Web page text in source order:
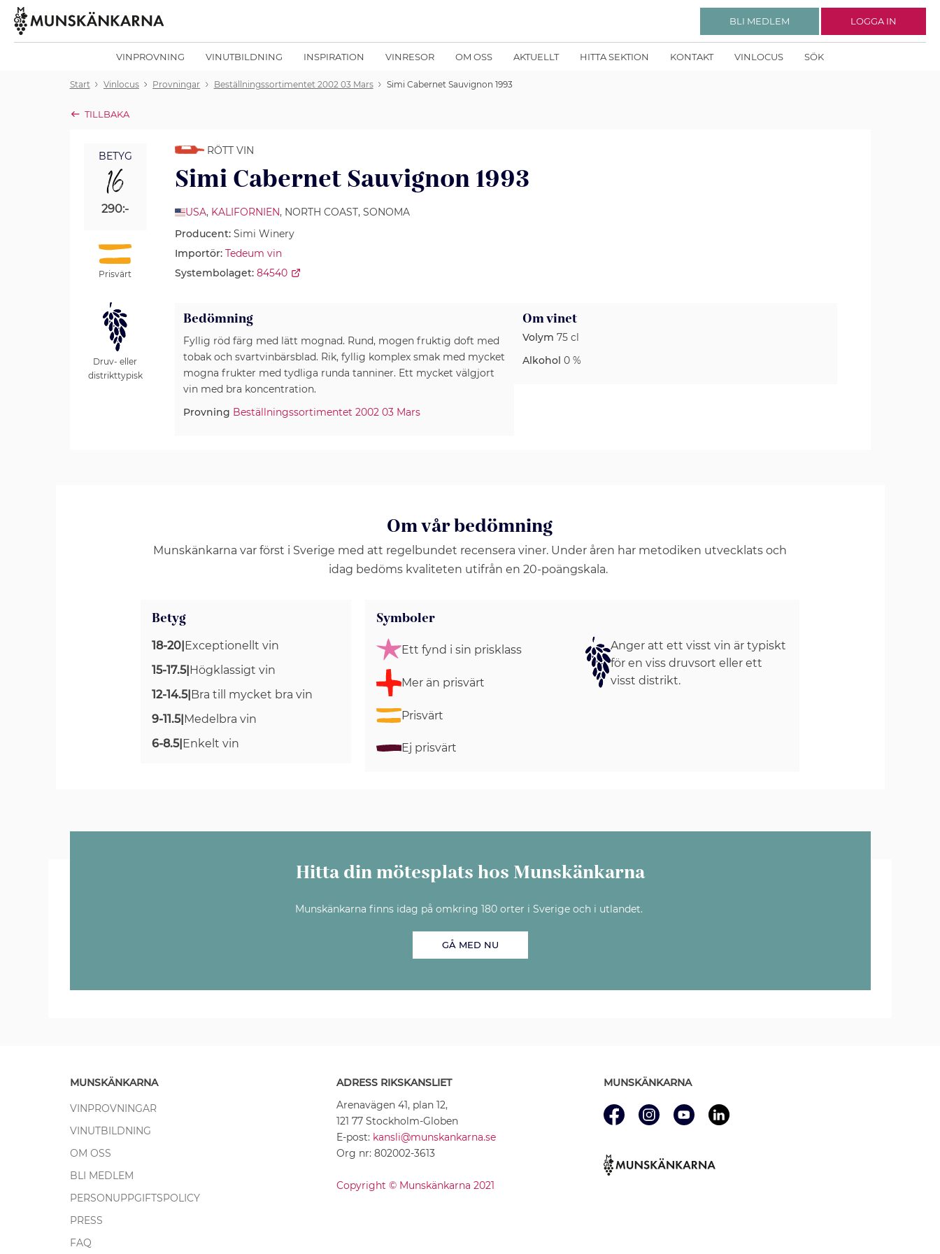
VINPROVNING VINUTBILDNING INSPIRATION VINRESOR OM OSS AKTUELLT HITTA SEKTION KONTAKT VINLOCUS SÖK
BLI MEDLEM LOGGA IN
Start Vinlocus Provningar Beställningssortimentet 2002 03 Mars Simi Cabernet Sauvignon 1993
TILLBAKA
BETYG
16
290:-
Prisvärt
Druv- eller
distrikttypisk
RÖTT VIN
Simi Cabernet Sauvignon 1993
USA, KALIFORNIEN, NORTH COAST, SONOMA
Producent:Simi Winery
Importör: Tedeum vin
Systembolaget: 84540
Bedömning
Fyllig röd färg med lätt mognad. Rund, mogen fruktig doft med
tobak och svartvinbärsblad. Rik, fyllig komplex smak med mycket
mogna frukter med tydliga runda tanniner. Ett mycket välgjort
Provning Beställningssortimentet 2002 03 Mars
Om vinet
Volym 75 cl
Alkohol 0 %
Om vår bedömning
Munskänkarna var först i Sverige med att regelbundet recensera viner. Under åren har metodiken utvecklats och
idag bedöms kvaliteten utifrån en 20-poängskala.
Betyg
18-20|Exceptionellt vin
15-17.5|Högklassigt vin
12-14.5|Bra till mycket bra vin
9-11.5|Medelbra vin
6-8.5|Enkelt vin
Symboler
Ett fynd i sin prisklass
Mer än prisvärt
Prisvärt
Ej prisvärt
Anger att ett visst vin är typiskt
för en viss druvsort eller ett
visst distrikt.
Hitta din mötesplats hos Munskänkarna
Munskänkarna finns idag på omkring 180 orter i Sverige och i utlandet.
GÅ MED NU
MUNSKÄNKARNA
VINPROVNINGAR
VINUTBILDNING
OM OSS
BLI MEDLEM
PERSONUPPGIFTSPOLICY
PRESS
FAQ
ADRESS RIKSKANSLIET
Arenavägen 41, plan 12,
121 77 Stockholm-Globen
E-post: kansli@munskankarna.se
Org nr: 802002-3613
Copyright © Munskänkarna 2021
MUNSKÄNKARNA